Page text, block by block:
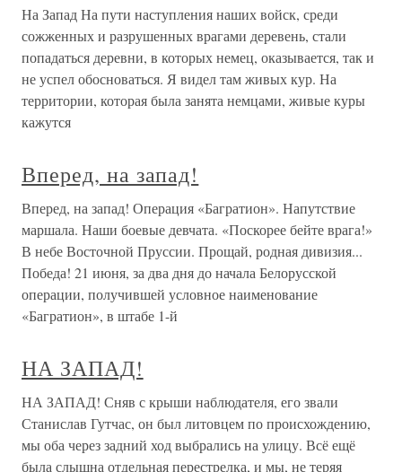
На Запад На пути наступления наших войск, среди
сожженных и разрушенных врагами деревень, стали
попадаться деревни, в которых немец, оказывается, так и
не успел обосноваться. Я видел там живых кур. На
территории, которая была занята немцами, живые куры
кажутся
Вперед, на запад!
Вперед, на запад! Операция «Багратион». Напутствие
маршала. Наши боевые девчата. «Поскорее бейте врага!»
В небе Восточной Пруссии. Прощай, родная дивизия...
Победа! 21 июня, за два дня до начала Белорусской
операции, получившей условное наименование
«Багратион», в штабе 1-й
НА ЗАПАД!
НА ЗАПАД! Сняв с крыши наблюдателя, его звали
Станислав Гутчас, он был литовцем по происхождению,
мы оба через задний ход выбрались на улицу. Всё ещё
была слышна отдельная перестрелка, и мы, не теряя